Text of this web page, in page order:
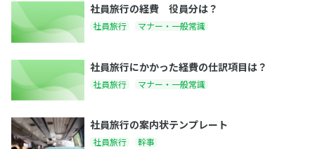
社員旅行の経費 役員分は？
社員旅行 マナー・一般常識
社員旅行にかかった経費の仕訳項目は？
社員旅行 マナー・一般常識
社員旅行の案内状テンプレート
社員旅行 幹事